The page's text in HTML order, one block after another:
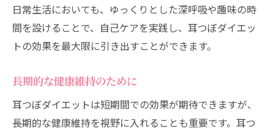
日常生活においても、ゆっくりとした深呼吸や趣味の時
間を設けることで、自己ケアを実践し、耳つぼダイエッ
トの効果を最大限に引き出すことができます。
長期的な健康維持のために
耳つぼダイエットは短期間での効果が期待できますが、
長期的な健康維持を視野に入れることも重要です。耳つ